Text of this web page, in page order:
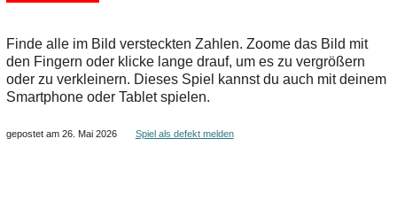
Finde alle im Bild versteckten Zahlen. Zoome das Bild mit
den Fingern oder klicke lange drauf, um es zu vergrößern
oder zu verkleinern. Dieses Spiel kannst du auch mit deinem
Smartphone oder Tablet spielen.
gepostet am 26. Mai 2026 Spiel als defekt melden